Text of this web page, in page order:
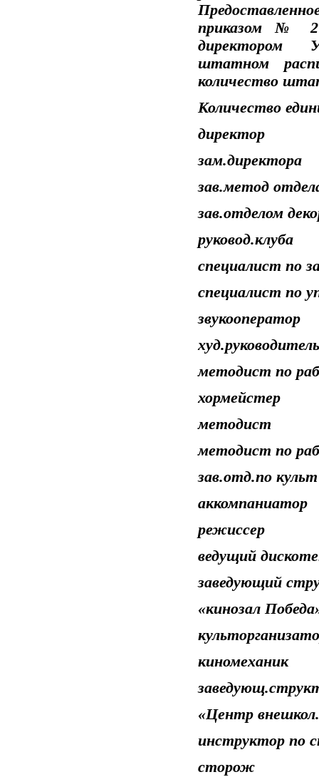
приказом № 2
директором
штатном
количество
Количество
зав.метод
зав.отделом
специалист по
специалист по
методист по
методист по
зав.отд.по
ведущий
заведующий
«кинозал
«Центр
инструктор по
сторож